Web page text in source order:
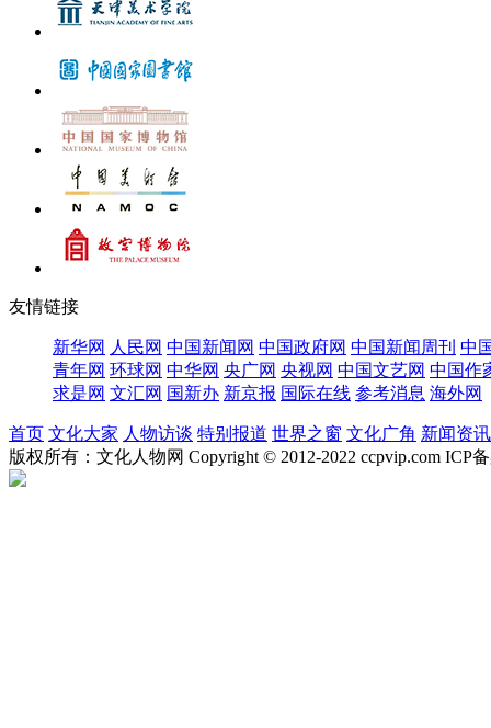
友情链接
新华网 人民网 中国新闻网 中国政府网 中国新闻周刊 中
青年网 环球网 中华网 央广网 央视网 中国文艺网 中国作
求是网 文汇网 国新办 新京报 国际在线 参考消息 海外网
首页 文化大家 人物访谈 特别报道 世界之窗 文化广角 新闻资讯
版权所有：文化人物网 Copyright © 2012-2022 ccpvip.com ICP